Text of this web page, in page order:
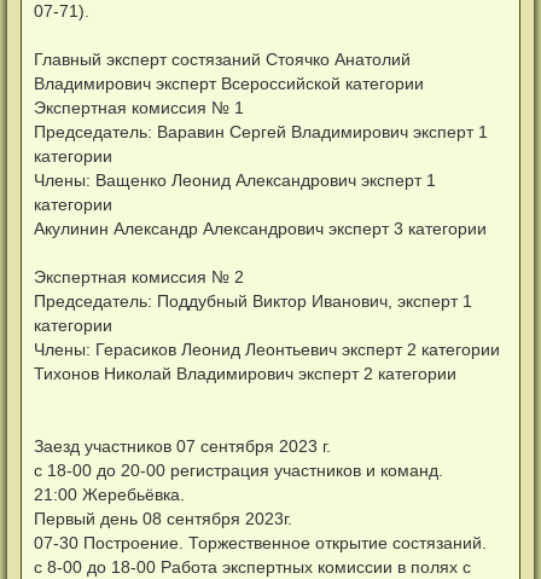
07-71).
Главный эксперт состязаний Стоячко Анатолий
Владимирович эксперт Всероссийской категории
Экспертная комиссия № 1
Председатель: Варавин Сергей Владимирович эксперт 1
категории
Члены: Ващенко Леонид Александрович эксперт 1
категории
Акулинин Александр Александрович эксперт 3 категории
Экспертная комиссия № 2
Председатель: Поддубный Виктор Иванович, эксперт 1
категории
Члены: Герасиков Леонид Леонтьевич эксперт 2 категории
Тихонов Николай Владимирович эксперт 2 категории
Заезд участников 07 сентября 2023 г.
с 18-00 до 20-00 регистрация участников и команд.
21:00 Жеребьёвка.
Первый день 08 сентября 2023г.
07-30 Построение. Торжественное открытие состязаний.
с 8-00 до 18-00 Работа экспертных комиссии в полях с